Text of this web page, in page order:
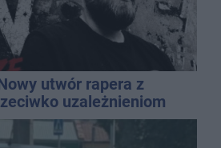
utwór rapera z
uzależnieniom